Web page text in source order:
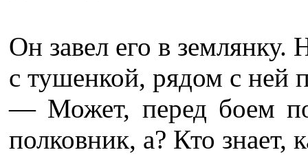
Он завел его в землянку.
с тушенкой, рядом с ней
— Может, перед боем
полковник, а? Кто знает,